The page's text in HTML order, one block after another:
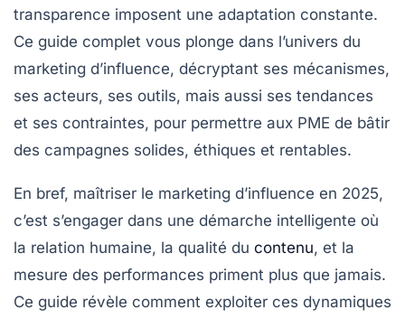
transparence imposent une adaptation constante.
Ce guide complet vous plonge dans l’univers du
marketing d’influence, décryptant ses mécanismes,
ses acteurs, ses outils, mais aussi ses tendances
et ses contraintes, pour permettre aux PME de bâtir
des campagnes solides, éthiques et rentables.
En bref, maîtriser le marketing d’influence en 2025,
c’est s’engager dans une démarche intelligente où
la relation humaine, la qualité du contenu, et la
mesure des performances priment plus que jamais.
Ce guide révèle comment exploiter ces dynamiques